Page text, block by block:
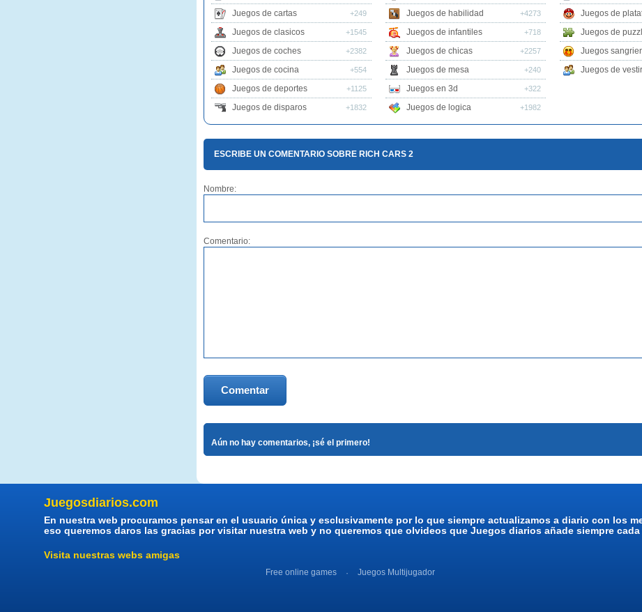
Juegos de cartas +249
Juegos de clasicos +1545
Juegos de coches +2382
Juegos de cocina +554
Juegos de deportes +1125
Juegos de disparos +1832
Juegos de habilidad +4273
Juegos de infantiles +718
Juegos de chicas +2257
Juegos de mesa +240
Juegos en 3d +322
Juegos de logica +1982
Juegos de
Juegos de
Juegos
Juegos de vestir
ESCRIBE UN COMENTARIO SOBRE RICH CARS 2
Nombre:
Comentario:
Comentar
Aún no hay comentarios, ¡sé el primero!
Juegosdiarios.com
En nuestra web procuramos pensar en el usuario única y esclusivamente por lo que siempre actualizamos a diario con los
eso queremos daros las gracias por visitar nuestra web y no queremos que olvideos que Juegos diarios añade siempre
Visita nuestras webs amigas
Free online games Juegos Multijugador